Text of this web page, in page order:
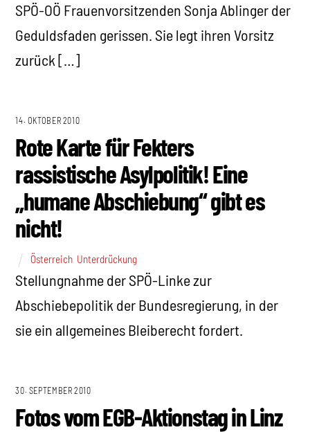
SPÖ-OÖ Frauenvorsitzenden Sonja Ablinger der
Geduldsfaden gerissen. Sie legt ihren Vorsitz
zurück […]
14. OKTOBER 2010
Rote Karte für Fekters
rassistische Asylpolitik! Eine
„humane Abschiebung“ gibt es
nicht!
Österreich Unterdrückung
Stellungnahme der SPÖ-Linke zur
Abschiebepolitik der Bundesregierung, in der
sie ein allgemeines Bleiberecht fordert.
30. SEPTEMBER 2010
Fotos vom EGB-Aktionstag in Linz